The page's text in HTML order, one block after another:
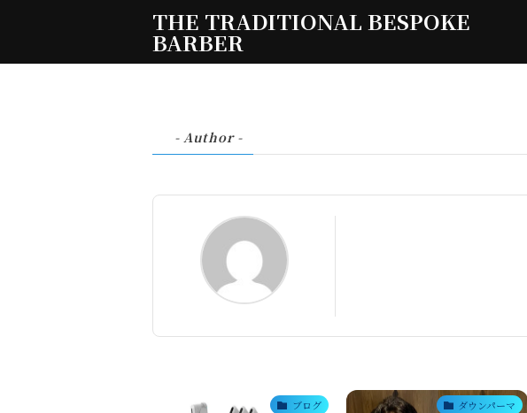
THE TRADITIONAL BESPOKE
BARBER
- Author -
ブログ ダウンパーマ